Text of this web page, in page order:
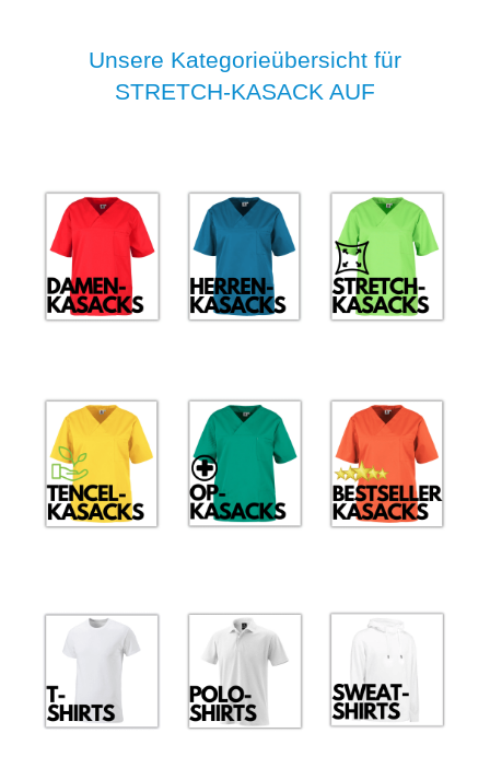
Unsere Kategorieübersicht für
STRETCH-KASACK AUF